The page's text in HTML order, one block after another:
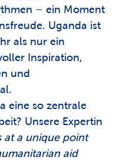
– ein Moment
Uganda ist
als nur ein
Inspiration,
und
eine so zentrale
Unsere Expertin
at a unique point
aid